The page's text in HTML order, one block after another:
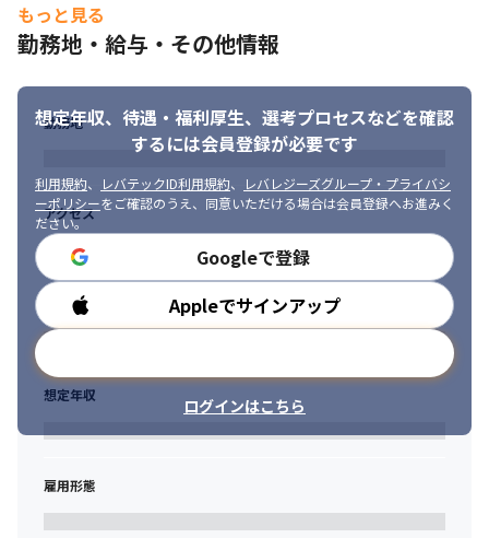
す
・幅広い案件を受託しているため、より高い技術を磨ける案件も
担当できます
・職種にとらわれずサービスの改善につながる提案をいただける
方
・自ら積極的にコミュニケーションが取れる方
・新しいことに対してチャレンジ精神が旺盛な方
・リーダーシップを発揮できる方
もっと見る
勤務地・給与・その他情報
想定年収、待遇・福利厚生、 選考プロセスなどを確認
するには会員登録が必要です
利用規約、 レバテックID利用規約、
レバレジーズグループ・プライバシ
ーポリシーをご確認のうえ、同意いただける場合は会員登録へお進みく
ださい。
Googleで登録
Appleでサインアップ
ログインはこちら
勤務地
アクセス
勤務時間
想定年収
雇用形態